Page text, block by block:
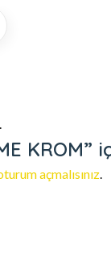
açmalısınız.